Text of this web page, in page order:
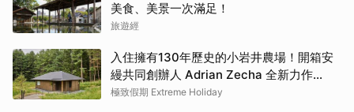
美食、美景一次滿足！
旅遊經
入住擁有130年歷史的小岩井農場！開箱安
縵共同創辦人 Adrian Zecha 全新力作
「AZUMA FARM KOIWAI」體驗最高級的
極致假期 Extreme Holiday